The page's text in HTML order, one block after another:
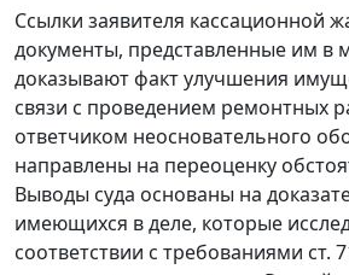
Ссылки заявителя кассационной
документы, представленные им в
доказывают факт улучшения
связи с проведением ремонтных
ответчиком неосновательного
направлены на переоценку
Выводы суда основаны на
имеющихся в деле, которые
соответствии с требованиями ст.